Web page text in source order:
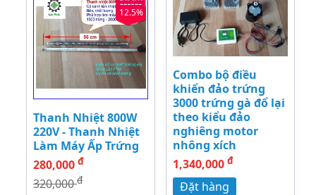
12.5%
Thanh Nhiệt 800W
220V - Thanh Nhiệt
Làm Máy Ấp Trứng
280,000 đ
320,000đ
Combo bộ điều
khiển đảo trứng
3000 trứng gà đổ lại
theo kiểu đảo
nghiêng motor
nhông xích
1,340,000 đ
Đặt hàng